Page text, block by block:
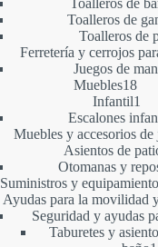
Toalleros de
Toalleros de
Toalleros de
Ferretería y cerrojos
Juegos de
Muebles1818
Infantil1
Escalones
Muebles y accesorios de
Asientos de
Otomanas y
Suministros y
Ayudas para la movilidad
Seguridad y ayudas
Taburetes y